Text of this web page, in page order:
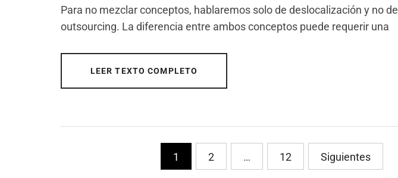
Para no mezclar conceptos, hablaremos solo de deslocalización y no de
outsourcing. La diferencia entre ambos conceptos puede requerir una
LEER TEXTO COMPLETO
1 2 … 12 Siguientes